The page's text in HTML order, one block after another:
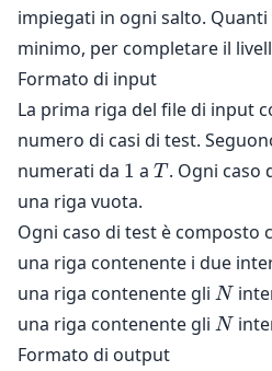
impiegati in ogni salto.
minimo, per completare il
Formato di input
La prima riga del file di input
numero di casi di test.
numerati da 1
1 a T
T . Ogni caso
una riga vuota.
Ogni caso di test è composto
una riga contenente i due
una riga contenente gli N
N
una riga contenente gli N
N
Formato di output